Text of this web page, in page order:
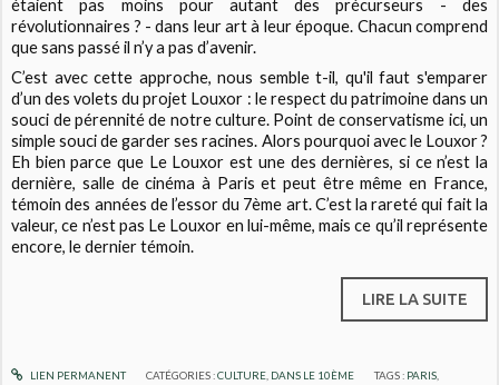
étaient pas moins pour autant des précurseurs - des
révolutionnaires ? - dans leur art à leur époque. Chacun comprend
que sans passé il n’y a pas d’avenir.
C’est avec cette approche, nous semble t-il, qu'il faut s'emparer
d’un des volets du projet Louxor : le respect du patrimoine dans un
souci de pérennité de notre culture. Point de conservatisme ici, un
simple souci de garder ses racines. Alors pourquoi avec le Louxor ?
Eh bien parce que Le Louxor est une des dernières, si ce n’est la
dernière, salle de cinéma à Paris et peut être même en France,
témoin des années de l’essor du 7ème art. C’est la rareté qui fait la
valeur, ce n’est pas Le Louxor en lui-même, mais ce qu’il représente
encore, le dernier témoin.
LIRE LA SUITE
LIEN PERMANENT CATÉGORIES :CULTURE, DANS LE 10ÈME TAGS : PARIS